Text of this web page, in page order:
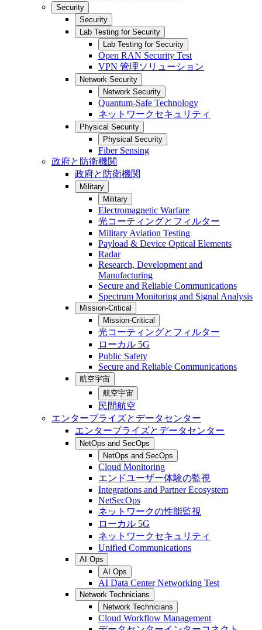
Security
Security
Lab Testing for Security
Lab Testing for Security
Open RAN Security Test
VPN 管理ソリューション
Network Security
Network Security
Quantum-Safe Technology
ネットワークセキュリティ
Physical Security
Physical Security
Fiber Sensing
政府と防衛機関
政府と防衛機関
Military
Military
Electromagnetic Warfare
光コーティングとフィルター
Military Aviation Testing
Payload & Device Optical Elements
Radar
Research, Development and
Manufacturing
Secure and Reliable Communications
Spectrum Monitoring and Signal Analysis
Mission-Critical
Mission-Critical
光コーティングとフィルター
ローカル 5G
Public Safety
Secure and Reliable Communications
航空宇宙
航空宇宙
民間航空
エンタープライズとデータセンター
エンタープライズとデータセンター
NetOps and SecOps
NetOps and SecOps
Cloud Monitoring
エンドユーザー体験の監視
Integrations and Partner Ecosystem
NetSecOps
ネットワークの性能監視
ローカル 5G
ネットワークセキュリティ
Unified Communications
AI Ops
AI Ops
AI Data Center Networking Test
Network Technicians
Network Technicians
Cloud Workflow Management